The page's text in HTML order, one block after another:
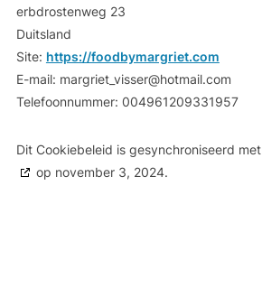
erbdrostenweg 23
Duitsland
Site: https://foodbymargriet.com
E-mail: margriet_visser@hotmail.com
Telefoonnummer: 004961209331957
Dit Cookiebeleid is gesynchroniseerd met
op november 3, 2024.